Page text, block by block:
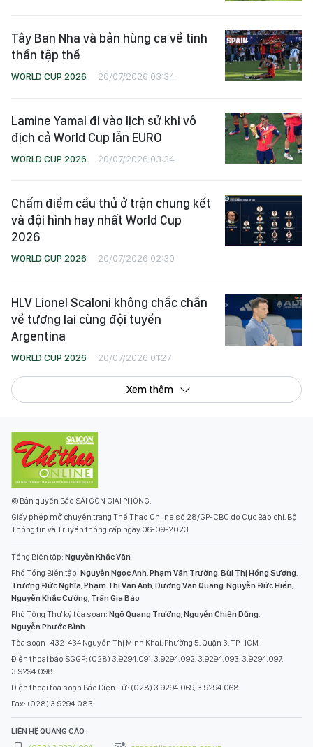
Tây Ban Nha và bản hùng ca về tinh
thần tập thể
WORLD CUP 2026 20/07/2026 03:34
Lamine Yamal đi vào lịch sử khi vô
địch cả World Cup lẫn EURO
WORLD CUP 2026 20/07/2026 03:34
Chấm điểm cầu thủ ở trận chung kết
và đội hình hay nhất World Cup
2026
WORLD CUP 2026 20/07/2026 02:30
HLV Lionel Scaloni không chắc chắn
về tương lai cùng đội tuyển
Argentina
WORLD CUP 2026 20/07/2026 01:27
Xem thêm
© Bản quyền Báo SÀI GÒN GIẢI PHÓNG.
Giấy phép mở chuyên trang Thể Thao Online số 28/GP-CBC do Cục Báo chí, Bộ
Thông tin và Truyền thông cấp ngày 06-09-2023.
Tổng Biên tập: Nguyễn Khắc Văn
Phó Tổng Biên tập: Nguyễn Ngọc Anh,Phạm Văn Trường,Bùi Thị Hồng Sương,
Trương Đức Nghĩa,Phạm Thị Vân Anh,Dương Văn Quang,Nguyễn Đức Hiển,
Nguyễn Khắc Cường, Trần Gia Bảo
Phó Tổng Thư ký tòa soạn: Ngô Quang Trưởng,Nguyễn Chiến Dũng,
Nguyễn Phước Bình
Tòa soạn : 432-434 Nguyễn Thị Minh Khai, Phường 5, Quận 3, TP.HCM
Điện thoại báo SGGP: (028) 3.9294.091, 3.9294.092, 3.9294.093, 3.9294.097,
3.9294.098
Điện thoại tòa soạn Báo Điện Tử: (028) 3.9294.069, 3.9294.068
Fax: (028) 3.9294.083
LIÊN HỆ QUẢNG CÁO :